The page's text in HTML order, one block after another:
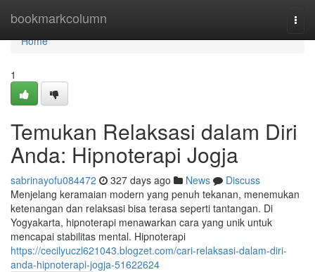
bookmarkcolumn
Home
Home
1
Temukan Relaksasi dalam Diri
Anda: Hipnoterapi Jogja
sabrinayofu084472 327 days ago News
Discuss
Menjelang keramaian modern yang penuh tekanan, menemukan
ketenangan dan relaksasi bisa terasa seperti tantangan. Di
Yogyakarta, hipnoterapi menawarkan cara yang unik untuk
mencapai stabilitas mental. Hipnoterapi
https://cecilyuczl621043.blogzet.com/cari-relaksasi-dalam-diri-
anda-hipnoterapi-jogja-51622624